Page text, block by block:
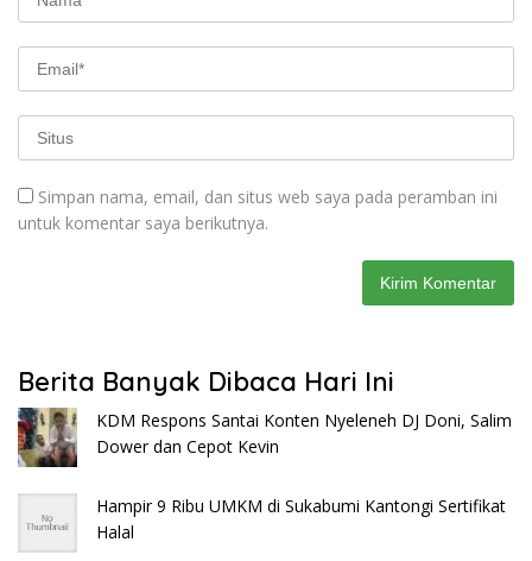
Simpan nama, email, dan situs web saya pada peramban ini
untuk komentar saya berikutnya.
Berita Banyak Dibaca Hari Ini
KDM Respons Santai Konten Nyeleneh DJ Doni, Salim
Dower dan Cepot Kevin
Hampir 9 Ribu UMKM di Sukabumi Kantongi Sertifikat
Halal